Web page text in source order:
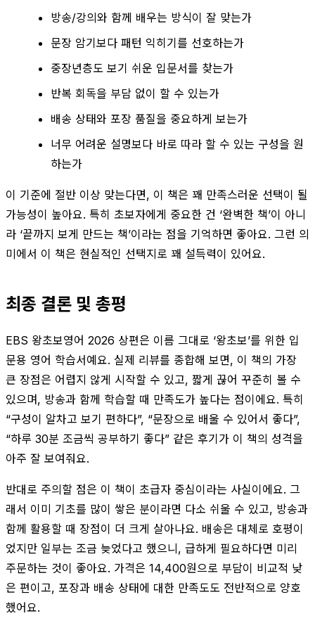
방송/강의와 함께 배우는 방식이 잘 맞는가
문장 암기보다 패턴 익히기를 선호하는가
중장년층도 보기 쉬운 입문서를 찾는가
반복 회독을 부담 없이 할 수 있는가
배송 상태와 포장 품질을 중요하게 보는가
너무 어려운 설명보다 바로 따라 할 수 있는 구성을 원
하는가
이 기준에 절반 이상 맞는다면, 이 책은 꽤 만족스러운 선택이 될
가능성이 높아요. 특히 초보자에게 중요한 건 ‘완벽한 책’이 아니
라 ‘끝까지 보게 만드는 책’이라는 점을 기억하면 좋아요. 그런 의
미에서 이 책은 현실적인 선택지로 꽤 설득력이 있어요.
최종 결론 및 총평
EBS 왕초보영어 2026 상편은 이름 그대로 ‘왕초보’를 위한 입
문용 영어 학습서예요. 실제 리뷰를 종합해 보면, 이 책의 가장
큰 장점은 어렵지 않게 시작할 수 있고, 짧게 끊어 꾸준히 볼 수
있으며, 방송과 함께 학습할 때 만족도가 높다는 점이에요. 특히
“구성이 알차고 보기 편하다”, “문장으로 배울 수 있어서 좋다”,
“하루 30분 조금씩 공부하기 좋다” 같은 후기가 이 책의 성격을
아주 잘 보여줘요.
반대로 주의할 점은 이 책이 초급자 중심이라는 사실이에요. 그
래서 이미 기초를 많이 쌓은 분이라면 다소 쉬울 수 있고, 방송과
함께 활용할 때 장점이 더 크게 살아나요. 배송은 대체로 호평이
었지만 일부는 조금 늦었다고 했으니, 급하게 필요하다면 미리
주문하는 것이 좋아요. 가격은 14,400원으로 부담이 비교적 낮
은 편이고, 포장과 배송 상태에 대한 만족도도 전반적으로 양호
했어요.